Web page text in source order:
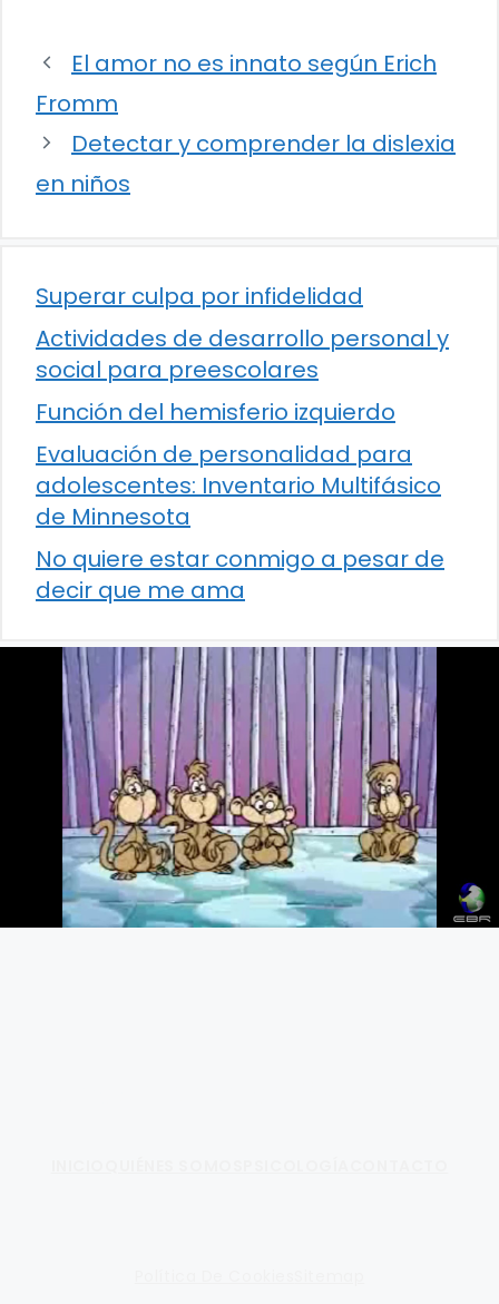
El amor no es innato según Erich
Fromm
Detectar y comprender la dislexia
en niños
Superar culpa por infidelidad
Actividades de desarrollo personal y
social para preescolares
Función del hemisferio izquierdo
Evaluación de personalidad para
adolescentes: Inventario Multifásico
de Minnesota
No quiere estar conmigo a pesar de
decir que me ama